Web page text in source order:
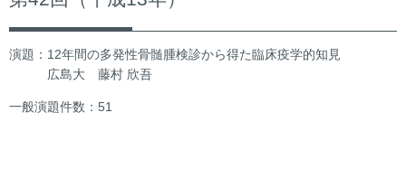
演題：12年間の多発性骨髄腫検診から得た臨床疫学的知見
広島大 藤村 欣吾
一般演題件数：51